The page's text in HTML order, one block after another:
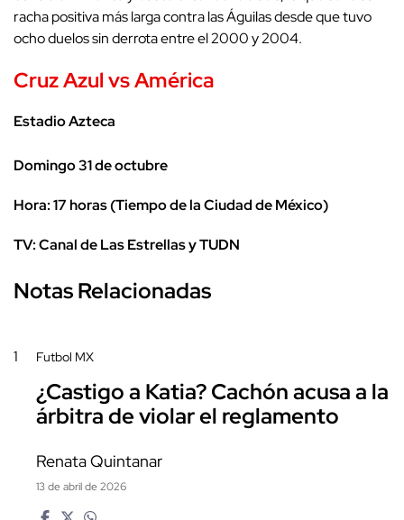
racha positiva más larga contra las Águilas desde que tuvo
ocho duelos sin derrota entre el 2000 y 2004.
Cruz Azul vs América
Estadio Azteca
Domingo 31 de octubre
Hora: 17 horas (Tiempo de la Ciudad de México)
TV: Canal de Las Estrellas y TUDN
Notas Relacionadas
1 Futbol MX
¿Castigo a Katia? Cachón acusa a la
árbitra de violar el reglamento
Renata Quintanar
13 de abril de 2026